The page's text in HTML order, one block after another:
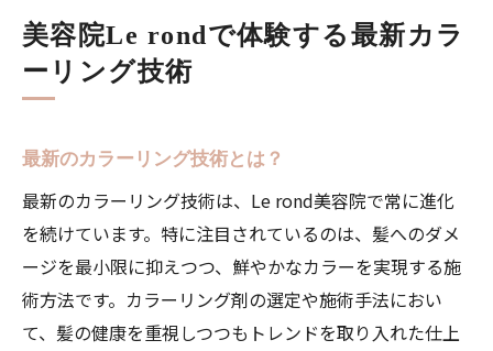
美容院Le rondで体験する最新カラ
ーリング技術
最新のカラーリング技術とは？
最新のカラーリング技術は、Le rond美容院で常に進化
を続けています。特に注目されているのは、髪へのダメ
ージを最小限に抑えつつ、鮮やかなカラーを実現する施
術方法です。カラーリング剤の選定や施術手法におい
て、髪の健康を重視しつつもトレンドを取り入れた仕上